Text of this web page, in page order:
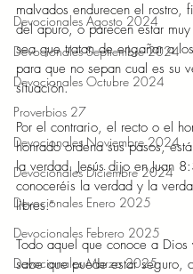
Devocionales Agosto 2024
Devocionales Septiembre 2024
Devocionales Octubre 2024
Proverbios 27
Devocionales Noviembre 2024
Devocionales Diciembre 2024
Devocionales Enero 2025
Devocionales Febrero 2025
Devocionales Marzo 2025
malvados endurecen el rostro,
del apuro, o parecen estar
sea que tratan de engañar a
para que no sepan cual es su
situación.
Por el contrario, el recto o el
honrado ordena sus pasos,
la verdad. Jesús dijo en Juan
conoceréis la verdad y la
libres.”
Todo aquel que conoce a Dios
sabe que puede estar seguro,